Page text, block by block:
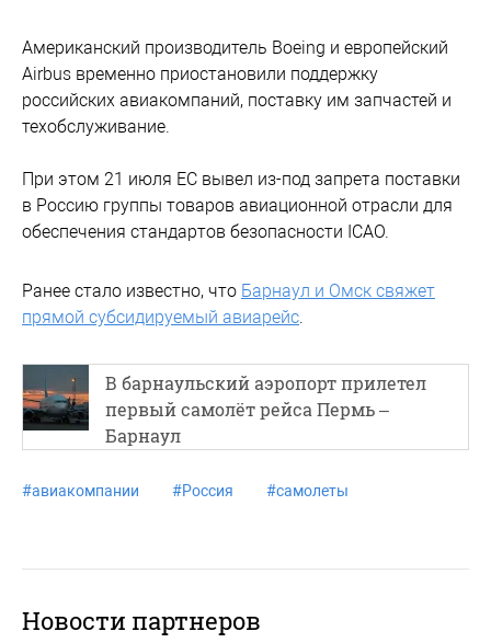
Американский производитель Boeing и европейский
Airbus временно приостановили поддержку
российских авиакомпаний, поставку им запчастей и
техобслуживание.
При этом 21 июля ЕС вывел из-под запрета поставки
в Россию группы товаров авиационной отрасли для
обеспечения стандартов безопасности ICAO.
Ранее стало известно, что Барнаул и Омск свяжет
прямой субсидируемый авиарейс
В барнаульский аэропорт прилетел
первый самолёт рейса Пермь –
Барнаул
#авиакомпании #Россия #самолеты
Новости партнеров